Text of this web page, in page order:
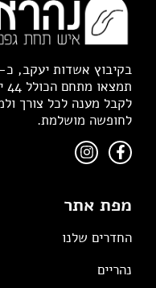
לקבל מענה לכל צורך
לחופשה מושלמת.
מפת אתר
החדרים שלנו
נהריים